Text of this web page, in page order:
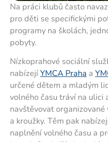
Na práci klubů často
pro děti se specifickými
programy na školách,
pobyty.
Nízkoprahové sociální
nabízejíYMCA Praha a
určené dětem a mladým
volného času tráví na ulici
navštěvovat
a kroužky. Těm pak
naplnění volného času a